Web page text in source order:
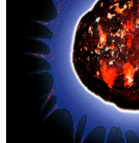
1.Dynamis
2.Elfa Romeo
4.Aknael
5.Kula Kulu
6.Underground
7.Tua Hua
8.Kon-Tiky Fly
9.Frajer Bodo